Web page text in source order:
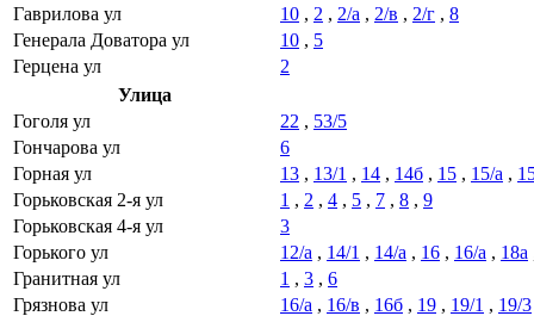
Гаврилова ул
10 , 2 , 2/а , 2/в , 2/г , 8
Генерала Доватора ул
10 , 5
Герцена ул
2
Улица
Гоголя ул
22 , 53/5
Гончарова ул
6
Горная ул
13 , 13/1 , 14 , 14б , 15 , 15/а ,
Горьковская 2-я ул
1 , 2 , 4 , 5 , 7 , 8 , 9
Горьковская 4-я ул
3
Горького ул
12/а , 14/1 , 14/а , 16 , 16/а , 18а
Гранитная ул
1 , 3 , 6
Грязнова ул
16/а , 16/в , 16б , 19 , 19/1 , 19/3